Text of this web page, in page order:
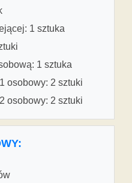
1 sztuka
1 sztuka
osobowy: 2 sztuki
osobowy: 2 sztuki